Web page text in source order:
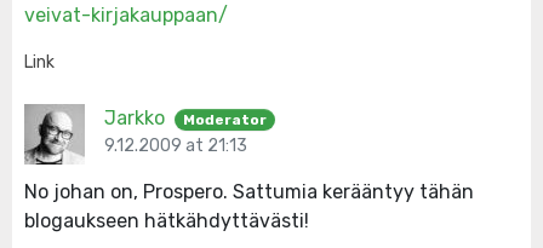
veivat-kirjakauppaan/
Link
Jarkko Moderator
9.12.2009 at 21:13
No johan on, Prospero. Sattumia kerääntyy tähän
blogaukseen hätkähdyttävästi!